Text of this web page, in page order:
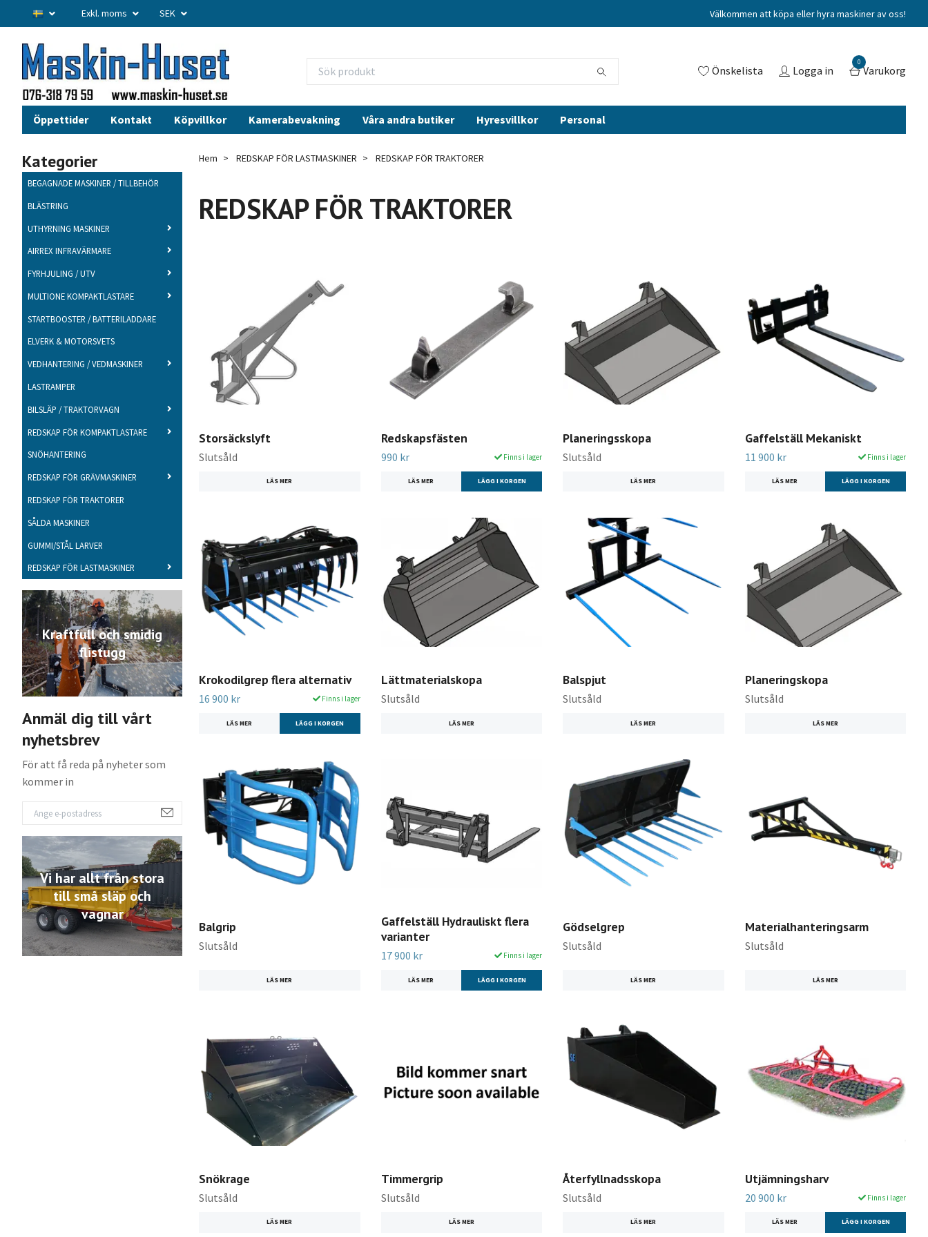
Exkl. moms SEK Välkommen att köpa eller hyra maskiner av oss!
Önskelista Logga in
0
Varukorg
Öppettider Kontakt Köpvillkor Kamerabevakning Våra andra butiker Hyresvillkor Personal
Kategorier
BEGAGNADE MASKINER / TILLBEHÖR
BLÄSTRING
UTHYRNING MASKINER
AIRREX INFRAVÄRMARE
FYRHJULING / UTV
MULTIONE KOMPAKTLASTARE
STARTBOOSTER / BATTERILADDARE
ELVERK & MOTORSVETS
VEDHANTERING / VEDMASKINER
LASTRAMPER
BILSLÄP / TRAKTORVAGN
REDSKAP FÖR KOMPAKTLASTARE
SNÖHANTERING
REDSKAP FÖR GRÄVMASKINER
REDSKAP FÖR TRAKTORER
SÅLDA MASKINER
GUMMI/STÅL LARVER
REDSKAP FÖR LASTMASKINER
Kraftfull och smidig
flistugg
Anmäl dig till vårt
nyhetsbrev
För att få reda på nyheter som
kommer in
Vi har allt från stora
till små släp och
vagnar
Hem REDSKAP FÖR LASTMASKINER REDSKAP FÖR TRAKTORER
REDSKAP FÖR TRAKTORER
Storsäckslyft
Slutsåld
LÄS MER
Redskapsfästen
990 kr Finns i lager
LÄS MER LÄGG I KORGEN
Planeringsskopa
Slutsåld
LÄS MER
Gaffelställ Mekaniskt
11 900 kr Finns i lager
LÄS MER LÄGG I KORGEN
Krokodilgrep flera alternativ
16 900 kr Finns i lager
LÄS MER LÄGG I KORGEN
Lättmaterialskopa
Slutsåld
LÄS MER
Balspjut
Slutsåld
LÄS MER
Planeringskopa
Slutsåld
LÄS MER
Balgrip
Slutsåld
LÄS MER
Gaffelställ Hydrauliskt flera
varianter
17 900 kr Finns i lager
LÄS MER LÄGG I KORGEN
Gödselgrep
Slutsåld
LÄS MER
Materialhanteringsarm
Slutsåld
LÄS MER
Snökrage
Slutsåld
LÄS MER
Timmergrip
Slutsåld
LÄS MER
Återfyllnadsskopa
Slutsåld
LÄS MER
Utjämningsharv
20 900 kr Finns i lager
LÄS MER LÄGG I KORGEN